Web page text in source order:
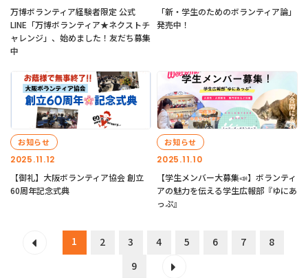
万博ボランティア経験者限定 公式
LINE「万博ボランティア★ネクストチ
ャレンジ」、始めました！友だち募集
中
「新・学生のためのボランティア論」
発売中！
2025.11.12
お知らせ
【御礼】大阪ボランティア協会 創立
60周年記念式典
2025.11.10
お知らせ
【学生メンバー大募集📣】ボランティ
アの魅力を伝える学生広報部『ゆにあ
っぷ』
1 2 3 4 5 6 7
8
9